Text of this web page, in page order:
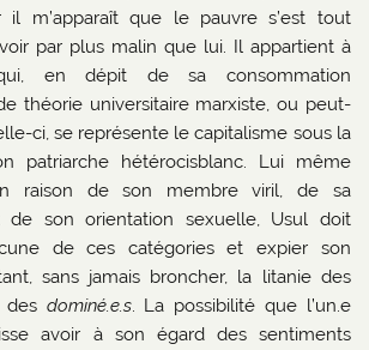
il m’apparaît que le pauvre s’est tout
par plus malin que lui. Il appartient à
en dépit de sa consommation
théorie universitaire marxiste, ou peut-
ci, se représente le capitalisme sous la
patriarche hétérocisblanc. Lui même
raison de son membre viril, de sa
son orientation sexuelle, Usul doit
de ces catégories et expier son
sans jamais broncher, la litanie des
des dominé.e.s. La possibilité que l’un.e
avoir à son égard des sentiments